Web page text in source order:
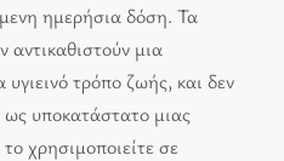
ημερήσια δόση. Τα
μια
τρόπο ζωής, και δεν
υποκατάστατο μιας
χρησιμοποιείτε σε